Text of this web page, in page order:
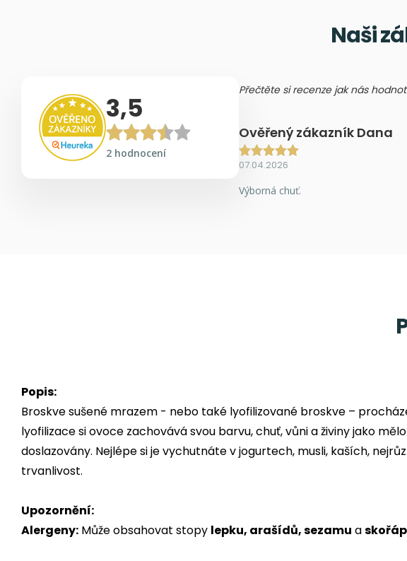
Naši
3,5
2 hodnocení
Přečtěte si recenze jak nás
Ověřený zákazník Dana
07.04.2026
Výborná chuť.
Popis:
Broskve sušené mrazem - nebo také lyofilizované broskve –
lyofilizace si ovoce zachovává svou barvu, chuť, vůni a živiny jako
doslazovány. Nejlépe si je vychutnáte v jogurtech, musli, kaších,
trvanlivost.
Upozornění:
Alergeny: Může obsahovat stopy lepku, arašídů, sezamu a